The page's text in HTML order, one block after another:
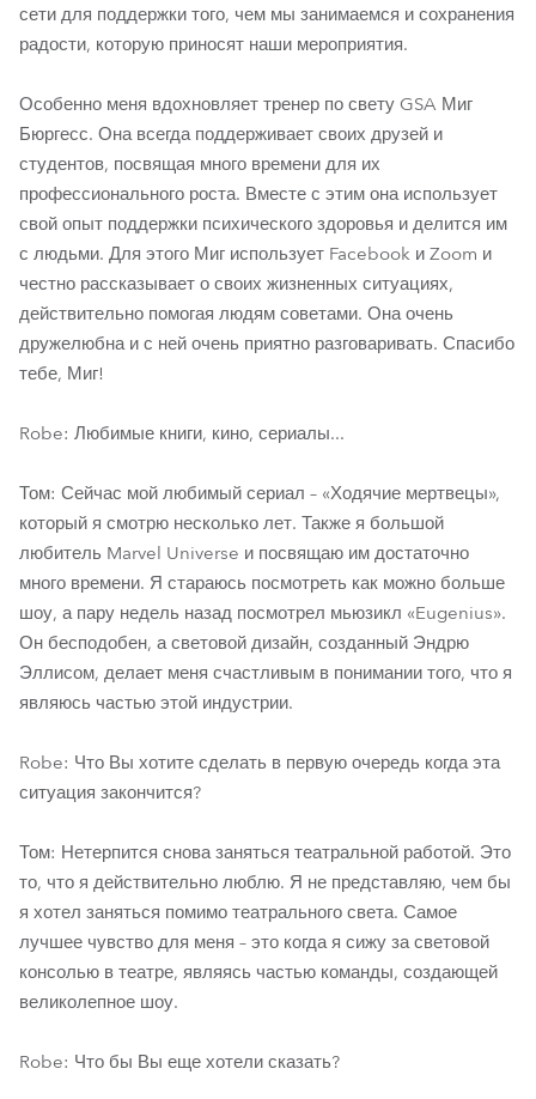
сети для поддержки того, чем мы занимаемся и сохранения
радости, которую приносят наши мероприятия.
Особенно меня вдохновляет тренер по свету GSA Миг
Бюргесс. Она всегда поддерживает своих друзей и
студентов, посвящая много времени для их
профессионального роста. Вместе с этим она использует
свой опыт поддержки психического здоровья и делится им
с людьми. Для этого Миг использует Facebook и Zoom и
честно рассказывает о своих жизненных ситуациях,
действительно помогая людям советами. Она очень
дружелюбна и с ней очень приятно разговаривать. Спасибо
тебе, Миг!
Robe: Любимые книги, кино, сериалы...
Том: Сейчас мой любимый сериал – «Ходячие мертвецы»,
который я смотрю несколько лет. Также я большой
любитель Marvel Universe и посвящаю им достаточно
много времени. Я стараюсь посмотреть как можно больше
шоу, а пару недель назад посмотрел мьюзикл «Eugenius».
Он бесподобен, а световой дизайн, созданный Эндрю
Эллисом, делает меня счастливым в понимании того, что я
являюсь частью этой индустрии.
Robe: Что Вы хотите сделать в первую очередь когда эта
ситуация закончится?
Том: Нетерпится снова заняться театральной работой. Это
то, что я действительно люблю. Я не представляю, чем бы
я хотел заняться помимо театрального света. Самое
лучшее чувство для меня – это когда я сижу за световой
консолью в театре, являясь частью команды, создающей
великолепное шоу.
Robe: Что бы Вы еще хотели сказать?